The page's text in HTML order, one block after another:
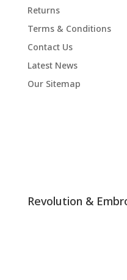
Returns
Terms & Conditions
Contact Us
Latest News
Our Sitemap
Revolution &